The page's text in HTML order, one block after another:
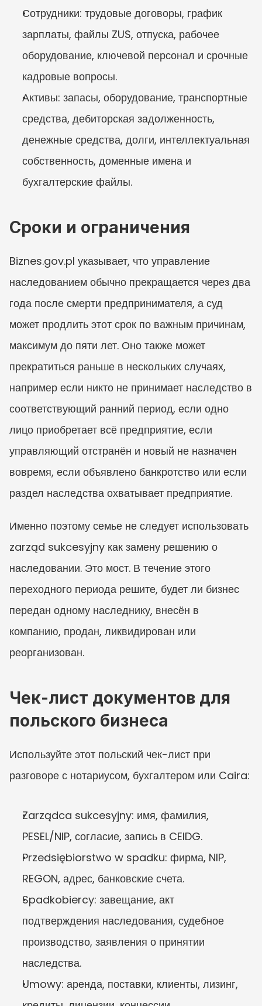
Сотрудники: трудовые договоры, график
зарплаты, файлы ZUS, отпуска, рабочее
оборудование, ключевой персонал и срочные
кадровые вопросы.
Активы: запасы, оборудование, транспортные
средства, дебиторская задолженность,
денежные средства, долги, интеллектуальная
собственность, доменные имена и
бухгалтерские файлы.
Сроки и ограничения
Biznes.gov.pl указывает, что управление
наследованием обычно прекращается через два
года после смерти предпринимателя, а суд
может продлить этот срок по важным причинам,
максимум до пяти лет. Оно также может
прекратиться раньше в нескольких случаях,
например если никто не принимает наследство в
соответствующий ранний период, если одно
лицо приобретает всё предприятие, если
управляющий отстранён и новый не назначен
вовремя, если объявлено банкротство или если
раздел наследства охватывает предприятие.
Именно поэтому семье не следует использовать
zarząd sukcesyjny как замену решению о
наследовании. Это мост. В течение этого
переходного периода решите, будет ли бизнес
передан одному наследнику, внесён в
компанию, продан, ликвидирован или
реорганизован.
Чек-лист документов для
польского бизнеса
Используйте этот польский чек-лист при
разговоре с нотариусом, бухгалтером или Caira:
Zarządca sukcesyjny: имя, фамилия,
PESEL/NIP, согласие, запись в CEIDG.
Przedsiębiorstwo w spadku: фирма, NIP,
REGON, адрес, банковские счета.
Spadkobiercy: завещание, акт
подтверждения наследования, судебное
производство, заявления о принятии
наследства.
Umowy: аренда, поставки, клиенты, лизинг,